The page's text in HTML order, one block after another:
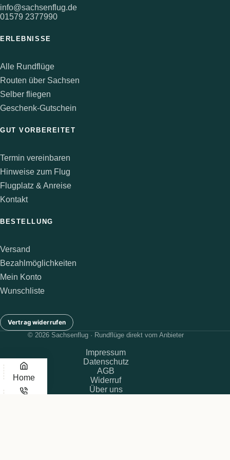
info@sachsenflug.de
01579 2377990
ERLEBNISSE
Alle Rundflüge
Routen über Sachsen
Selber fliegen
Geschenk-Gutschein
GUT VORBEREITET
Termin vereinbaren
Hinweise zum Flug
Flugplatz & Anreise
Kontakt
BESTELLUNG
Versand
Bezahlmöglichkeiten
Mein Konto
Wunschliste
Vertrag widerrufen
© 2026 Sachsenflug · Rundflüge direkt vom Anbieter
Impressum
Datenschutz
AGB
Widerruf
Über uns
Home